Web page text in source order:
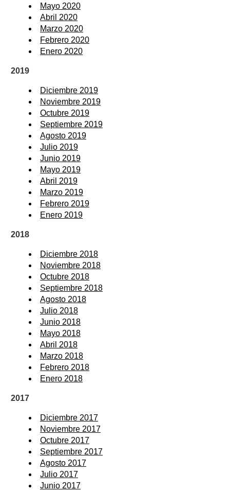
Mayo 2020
Abril 2020
Marzo 2020
Febrero 2020
Enero 2020
2019
Diciembre 2019
Noviembre 2019
Octubre 2019
Septiembre 2019
Agosto 2019
Julio 2019
Junio 2019
Mayo 2019
Abril 2019
Marzo 2019
Febrero 2019
Enero 2019
2018
Diciembre 2018
Noviembre 2018
Octubre 2018
Septiembre 2018
Agosto 2018
Julio 2018
Junio 2018
Mayo 2018
Abril 2018
Marzo 2018
Febrero 2018
Enero 2018
2017
Diciembre 2017
Noviembre 2017
Octubre 2017
Septiembre 2017
Agosto 2017
Julio 2017
Junio 2017